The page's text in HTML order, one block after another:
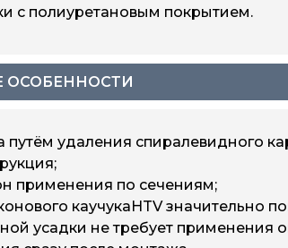
с полиуретановым покрытием.
ОСОБЕННОСТИ
путём удаления спиралевидного
применения по сечениям;
каучукаHTV значительно
усадки не требует применения